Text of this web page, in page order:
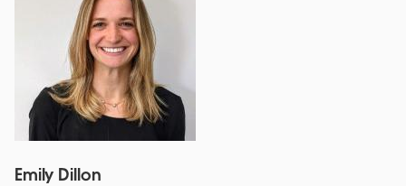
Emily Dillon